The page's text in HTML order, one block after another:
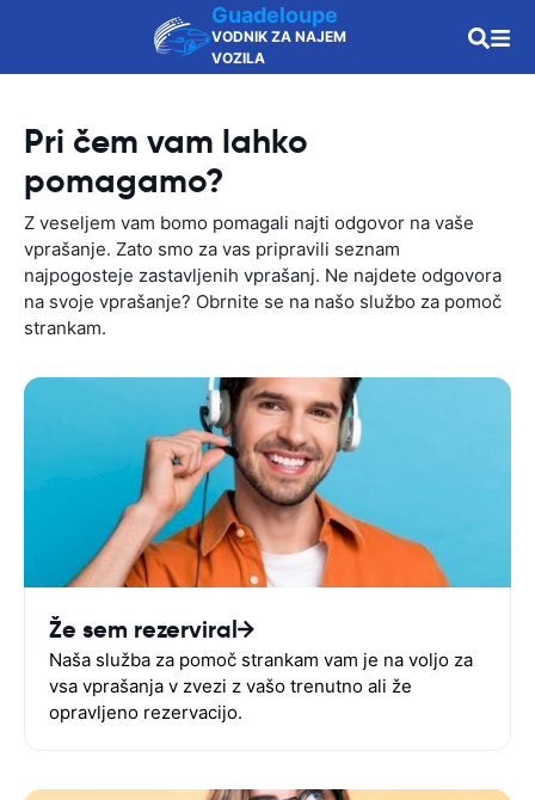
Guadeloupe
VODNIK ZA NAJEM
VOZILA
Pri čem vam lahko
pomagamo?
Z veseljem vam bomo pomagali najti odgovor na vaše
vprašanje. Zato smo za vas pripravili seznam
najpogosteje zastavljenih vprašanj. Ne najdete odgovora
na svoje vprašanje? Obrnite se na našo službo za pomoč
strankam.
Že sem rezerviral
Naša služba za pomoč strankam vam je na voljo za
vsa vprašanja v zvezi z vašo trenutno ali že
opravljeno rezervacijo.